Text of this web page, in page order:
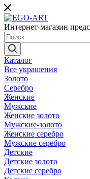
Интернет-магазин
Каталог
Все украшения
Золото
Серебро
Женские
Мужские
Женские золото
Мужские-золото
Женские серебро
Мужские серебро
Детские
Детские золото
Детские серебро